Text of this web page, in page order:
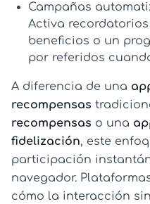
Campañas
Activa
beneficios o un
por referidos
A diferencia de una
recompensas
recompensas o una
fidelización, este
participación
navegador.
cómo la interacción